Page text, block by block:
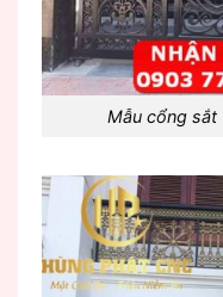
Mẫu cổng sắt